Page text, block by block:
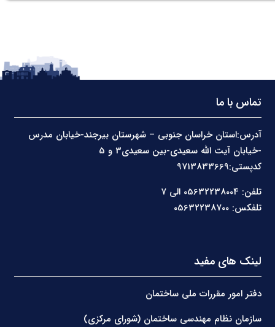
تماس با ما
آدرس:استان خراسان جنوبی – شهرستان بیرجند-خیابان مدرس
کدپستی:9713833669
تلفن: 05632238004 الی 7
تلفکس: 05632238700
لینک های مفید
دفتر امور مقررات ملی ساختمان
سازمان نظام مهندسی ساختمان (شورای مرکزی)